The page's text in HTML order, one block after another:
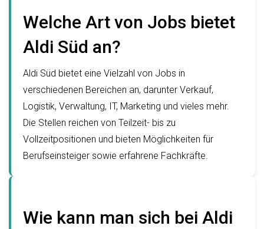
Welche Art von Jobs bietet
Aldi Süd an?
Aldi Süd bietet eine Vielzahl von Jobs in
verschiedenen Bereichen an, darunter Verkauf,
Logistik, Verwaltung, IT, Marketing und vieles mehr.
Die Stellen reichen von Teilzeit- bis zu
Vollzeitpositionen und bieten Möglichkeiten für
Berufseinsteiger sowie erfahrene Fachkräfte.
Wie kann man sich bei Aldi